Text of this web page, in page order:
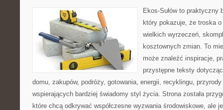
Ekos-Sułów to praktyczny
który pokazuje, że troska
wielkich wyrzeczeń,
kosztownych zmian. To
może znaleźć inspiracje,
przystępne teksty
domu, zakupów, podróży, gotowania, energii, recyklingu,
wspierających bardziej świadomy styl życia. Strona została
które chcą odkrywać współczesne wyzwania środowiskowe, ale